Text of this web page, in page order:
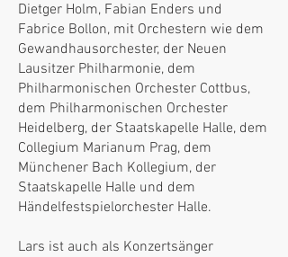
Dietger Holm, Fabian Enders und
Fabrice Bollon, mit Orchestern wie dem
Gewandhausorchester, der Neuen
Lausitzer Philharmonie, dem
Philharmonischen Orchester Cottbus,
dem Philharmonischen Orchester
Heidelberg, der Staatskapelle Halle, dem
Collegium Marianum Prag, dem
Münchener Bach Kollegium, der
Staatskapelle Halle und dem
Händelfestspielorchester Halle.
Lars ist auch als Konzertsänger